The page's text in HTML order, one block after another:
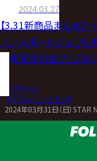
2024.03.27
【3.31新商品まとめ】
ベースボールシャツも
で新発売の全グッズは
トップページ
>スケジュール・チケット
2024年03月31日（日）